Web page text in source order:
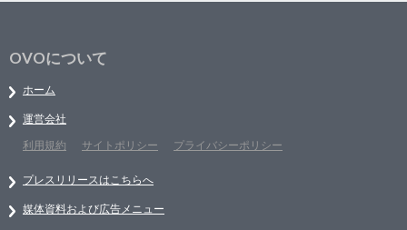
OVOについて
ホーム
運営会社
利用規約
サイトポリシー プライバシーポリシー
プレスリリースはこちらへ
媒体資料および広告メニュー